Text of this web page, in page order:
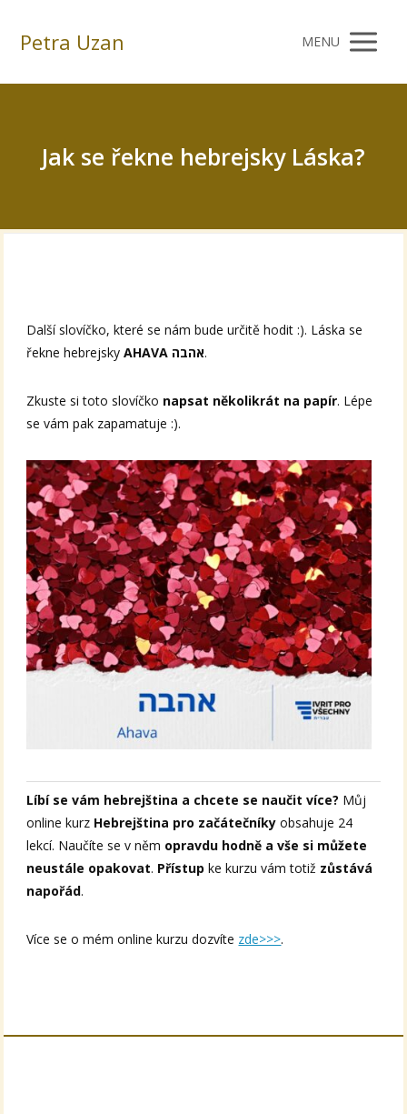
Petra Uzan MENU
Jak se řekne hebrejsky Láska?
Další slovíčko, které se nám bude určitě hodit :). Láska se
řekne hebrejsky
AHAVA אהבה.
Zkuste si toto slovíčko napsat několikrát na papír. Lépe
se vám pak zapamatuje :).
Líbí se vám hebrejština a chcete se naučit více? Můj
online kurz Hebrejština pro začátečníky obsahuje 24
lekcí. Naučíte se v něm opravdu hodně a vše si můžete
neustále opakovat. Přístupke kurzu vám totiž zůstává
napořád.
Více se o mém online kurzu dozvíte zde>>>.